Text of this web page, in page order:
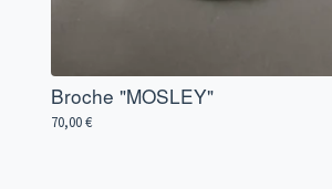
Broche "MOSLEY"
70,00€